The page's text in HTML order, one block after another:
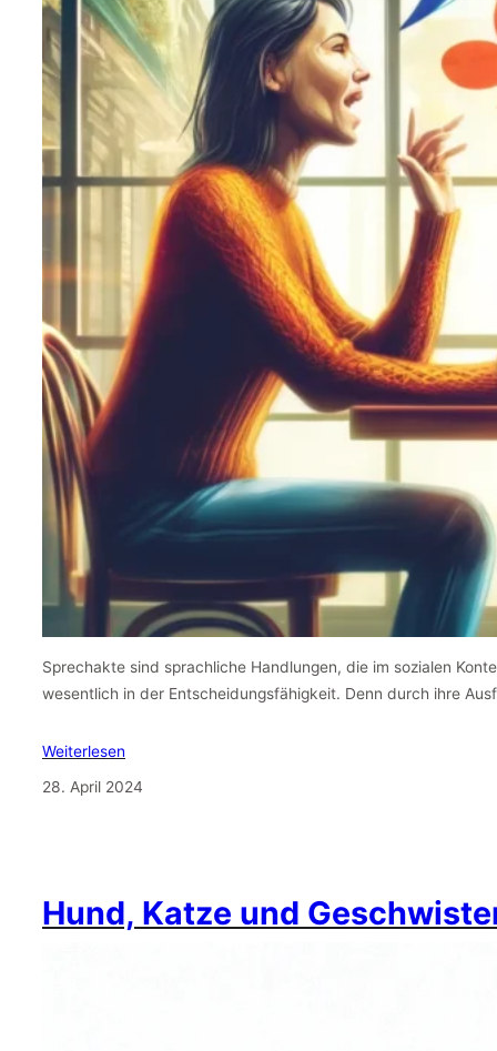
Sprechakte sind sprachliche Handlungen, die im sozialen
wesentlich in der Entscheidungsfähigkeit. Denn durch ihre
Weiterlesen
28. April 2024
Hund, Katze und